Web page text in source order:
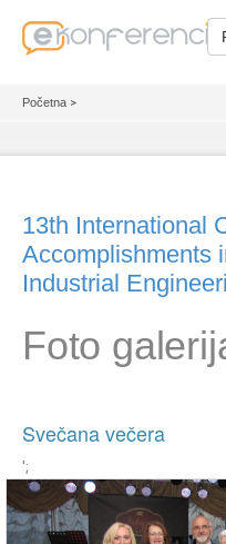
Početna >
13th International
Accomplishments
Industrial
Foto
Svečana večera
';